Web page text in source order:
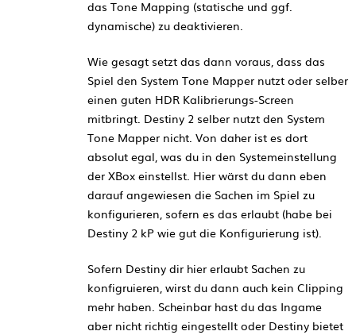
das Tone Mapping (statische und ggf.
dynamische) zu deaktivieren.
Wie gesagt setzt das dann voraus, dass das
Spiel den System Tone Mapper nutzt oder selber
einen guten HDR Kalibrierungs-Screen
mitbringt. Destiny 2 selber nutzt den System
Tone Mapper nicht. Von daher ist es dort
absolut egal, was du in den Systemeinstellung
der XBox einstellst. Hier wärst du dann eben
darauf angewiesen die Sachen im Spiel zu
konfigurieren, sofern es das erlaubt (habe bei
Destiny 2 kP wie gut die Konfigurierung ist).
Sofern Destiny dir hier erlaubt Sachen zu
konfigruieren, wirst du dann auch kein Clipping
mehr haben. Scheinbar hast du das Ingame
aber nicht richtig eingestellt oder Destiny bietet